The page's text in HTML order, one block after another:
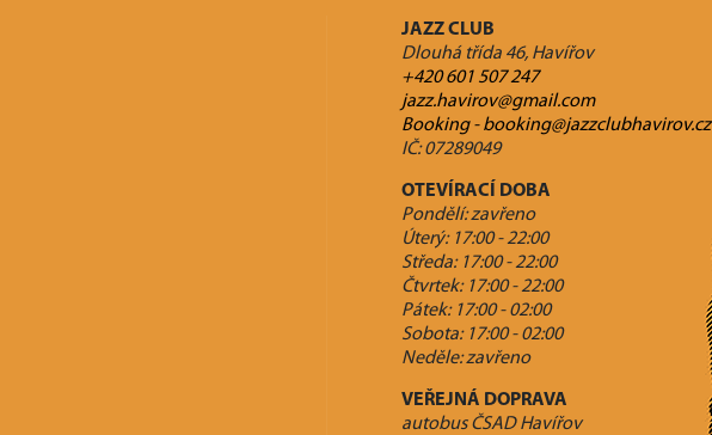
JAZZ CLUB
Dlouhá třída 46, Havířov
+420 601 507 247
jazz.havirov@gmail.com
Booking - booking@jazzclubhavirov.cz
IČ: 07289049
OTEVÍRACÍ DOBA
Pondělí: zavřeno
Úterý: 17:00 - 22:00
Středa: 17:00 - 22:00
Čtvrtek: 17:00 - 22:00
Pátek: 17:00 - 02:00
Sobota: 17:00 - 02:00
Neděle: zavřeno
VEŘEJNÁ DOPRAVA
autobus ČSAD Havířov